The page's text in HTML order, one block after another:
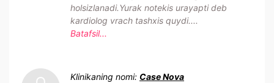
holsizlanadi.Yurak notekis urayapti deb
kardiolog vrach tashxis quydi....
Batafsil...
Klinikaning nomi: Case Nova